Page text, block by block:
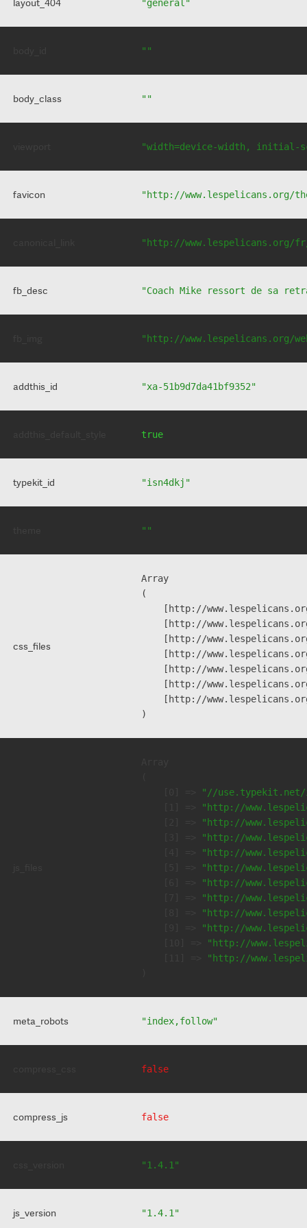
layout_404 "general"
""
body_class ""
"width=device-width, initial-
favicon "http://www.lespelicans.org/
"http://www.lespelicans.org/
fb_desc "Coach Mike ressort de sa
"http://www.lespelicans.org/
addthis_id "xa-51b9d7da41bf9352"
true
typekit_id "isn4dkj"
""
css_files
Array
(
[http://
[http://
[http://
[http://
[http://
[http://
[http://
"//
"http://
"http://
"http://
"http://
"http://
"http://
"http://
"http://
"http://
"http://
"http://
meta_robots "index,follow"
false
compress_js false
"1.4.1"
js_version "1.4.1"